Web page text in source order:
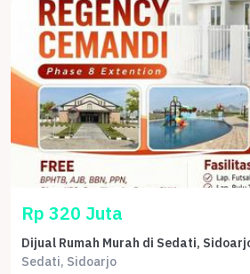
Rp 320 Juta
Dijual Rumah Murah di Sedati,
Sedati, Sidoarjo